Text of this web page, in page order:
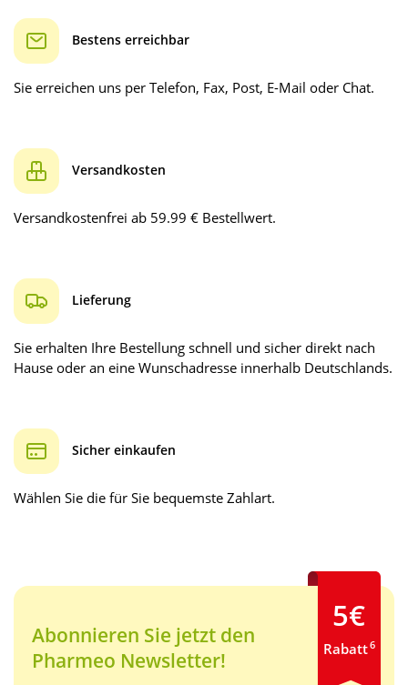
Bestens erreichbar
Sie erreichen uns per Telefon, Fax, Post, E-Mail oder Chat.
Versandkosten
Versandkostenfrei ab 59.99 € Bestellwert.
Lieferung
Sie erhalten Ihre Bestellung schnell und sicher direkt nach
Hause oder an eine Wunschadresse innerhalb Deutschlands.
Sicher einkaufen
Wählen Sie die für Sie bequemste Zahlart.
Abonnieren Sie jetzt den
Pharmeo Newsletter!
5€
Rabatt6